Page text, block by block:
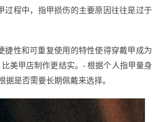
过程中，指甲损伤的主要原因往往是过于
捷性和可重复使用的特性使得穿戴甲成为
美甲店制作更结实。- 根据个人指甲量身
是否需要长期佩戴来选择。